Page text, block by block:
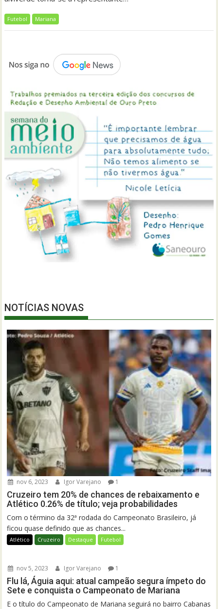
Futebol Mariana
NOTÍCIAS NOVAS
nov 6, 2023 Igor Varejano 1
Cruzeiro tem 20% de chances de rebaixamento e
Atlético 0.26% de título; veja probabilidades
Com o término da 32ª rodada do Campeonato Brasileiro, já
ficou quase definido que as chances...
Atlético Cruzeiro Destaque Futebol
nov 5, 2023 Igor Varejano 1
Flu lá, Águia aqui: atual campeão segura ímpeto do
Sete e conquista o Campeonato de Mariana
E o título do Campeonato de Mariana seguirá no bairro Cabanas